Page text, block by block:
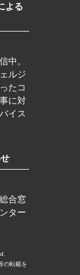
よる
中。
ルジ
たコ
に対
イス
合窓
ター
の転載を